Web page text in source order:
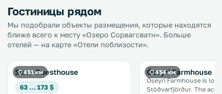
Гостиницы рядом
Мы подобрали объекты размещения, которые находятся
ближе всего к месту «Озеро Сорвагсватн». Больше
отелей — на карте «Отели поблизости».
451 км
Saxa Guesthouse
63 … 173 $
454 км
Óseyri Farmhouse
Óseyri Farmhouse is
Stöðvarfjörður. The accommodation